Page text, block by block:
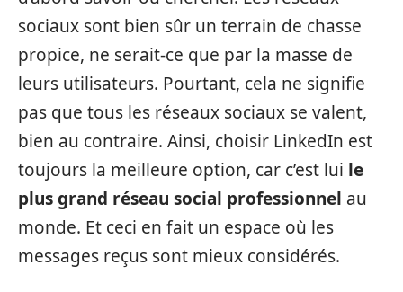
sociaux sont bien sûr un terrain de chasse
propice, ne serait-ce que par la masse de
leurs utilisateurs. Pourtant, cela ne signifie
pas que tous les réseaux sociaux se valent,
bien au contraire. Ainsi, choisir LinkedIn est
toujours la meilleure option, car c’est lui le
plus grand réseau social professionnel au
monde. Et ceci en fait un espace où les
messages reçus sont mieux considérés.